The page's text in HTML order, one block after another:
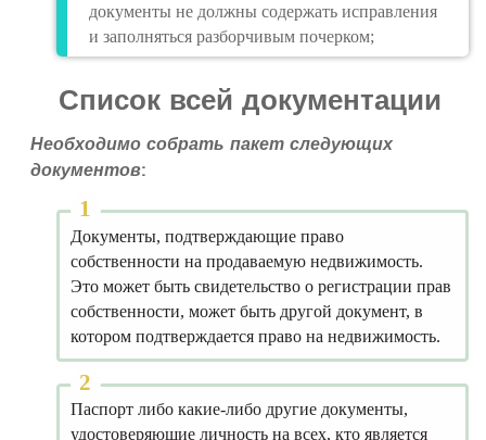
документы не должны содержать исправления
и заполняться разборчивым почерком;
Список всей документации
Необходимо собрать пакет следующих
документов:
Документы, подтверждающие право
собственности на продаваемую недвижимость.
Это может быть свидетельство о регистрации прав
собственности, может быть другой документ, в
котором подтверждается право на недвижимость.
Паспорт либо какие-либо другие документы,
удостоверяющие личность на всех, кто является